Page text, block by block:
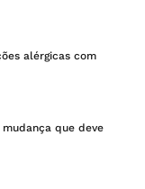
alérgicas com
que deve